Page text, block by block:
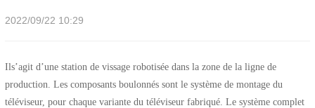
2022/09/22 10:29
Ils’agit d’une station de vissage robotisée dans la zone de la ligne de
production. Les composants boulonnés sont le système de montage du
téléviseur, pour chaque variante du téléviseur fabriqué. Le système complet